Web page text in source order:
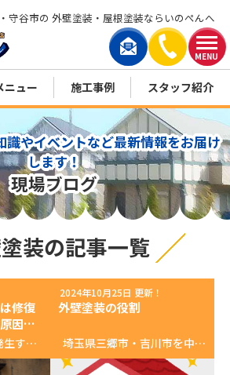
MENU
守谷市の 外壁塗装・屋根塗装ならいのぺんへ
ニュー 施工事例 スタッフ紹介
識やイベントなど最新情報をお届け
します！
現場ブログ
装の記事一覧
修復
因や
解説
ひび割れは、外壁で発生するトラブルの中では比較的ポピュラーなものです。 そのため、多少のひび割れならば気にせず放置する方もいるでしょう。 しかし、ひび割れは放置しておくと景観が悪くなるだけでなく、外壁自体の寿命が大幅に縮まる恐れもあります。 本記事では、外壁にひび割れができる原因や外壁塗装で行える修理方法などをご紹介します。 外壁のひび割れが気になる方や外壁塗装の塗り直しを検討している方は、ぜひ最後まで読んで参考にしてください。 外壁に発生するひび割れの概要や発生する原因 外壁にできるひび割れとは、外壁の塗膜、下地、素材自体に生じる亀裂を指します。 ヘアクラックと呼ばれる細かいひび割れから、建物構造に関わるものまでさまざまなレベルがあるため、一概に「ひび割れが発生したから、外壁に重大な問題が生じている」とは言い切れません。 その一方で、放置しておくと外壁の寿命が縮まるものがあります。 ここでは、外壁にひび割れが発生する原因の代表例を紹介します。 経年劣化 外壁にひびができる最も多い理由は経年劣化です。外壁の素材は外気温で多少膨張や収縮を繰り返します。外壁塗装に使われる塗料には多少の伸縮性があり、外壁の素材にあわせて伸び縮みします。 しかし、紫外線、風雨、温度変化、湿気などにさらされることで、外壁材や塗膜が劣化して弾性を失うため、膨張や伸縮する度にひび割れが生じるのです。 経年劣化によって生じるひび割れは細かいものが多いです。 ヘアークラックと呼ばれる特に問題ないひび割れが少し幅広くなったものが多いでしょう。 細かいひび割れがたくさん外壁に生じている場合は、外壁塗装の塗り替え時期の可能性があります。 施工不良 下地処理不足、密着不足、塗装間隔ミス、塗料選定ミス、下塗り不足などの施工不良でひび割れが生じる可能性があります。 特に塗装の際に乾燥時間を守らなかったり、下地の水分を取り切れず塗装したりするとひび割れが生じる可能性があります。 施工不良によってひび割れが生じる場合は、施工後すぐに発生する可能性が高めです。 例えば、外壁塗装を塗りなおした直後に目立つひびが大量に生じ、調べたら施工不良が見つかったというケースもあります。 地震などの振動 地盤沈下や地震、強風、交通振動などの近隣の振動により、建物に歪みが生じると、外壁にひずみが集中してクラックが発生する場合があります。 築年数が浅い建物ほど耐震・免振機能が高く、地震に耐えうる力が強い傾向があります。 その一方で、築年数がたった建物ほど震度5，6程度の地震でひび割れが発生するケースもあるでしょう。 このほか、台風や交通振動などでひび割れが発生するケースもあります。 湿気や水分の影響 築年数が新しく、かつ施工不良でもないのに外壁にひび割れが発生した場合、外壁に湿気が溜まったり壁体内に水分が侵入している可能性があります。 水分は、凍結や氷解で体積が変わるため、素材の膨張・収縮します。 特に、寒冷地の場合外壁内に入り込んだ水分が凍結・氷解しやすいので注意が必要です。 外壁に発生するひび割れの種類 ここでは、外壁に発生するひび割れの種類について解説します。 外壁に発生するひび割れの種類によっては、様子見で大丈夫なものと即修復が必要な場合があります。 ひび割れの種類をある程度把握しておけば、判断の役に立つでしょう。 ヘアークラック 幅0.2㎜以下の非常に細かい線状のひびは「ヘアークラック」と呼ばれ、特に問題はありません。 前述したように、外壁は温度や湿度の変化で膨張や収縮が起こります。 外壁塗装に使われる塗料は一定の伸縮性はありますが、新しいものであってもゴムのように完全密着はできません。 そのため、家が建っている場所によってはヘアークラックが発生しやすい場合もあるでしょう。 ヘアークラックが多い場合は微弾性フィラー等で補修する場合もありますが、様子見で住む場合が大半です。 ただし、ヘアークラックが広がったり急に増えたりした場合は注意しましょう。 乾燥クラック・縁切れクラック 乾燥クラックは、モルタル壁や塗膜乾燥収縮に起因するクラックです。補修は比較的容易ですが、下地の乾燥不足など施工不良が原因の場合は施工のやり直しが必要なケースもあります。 縁切れクラックとは、新旧塗装の継ぎ目、塗装の中断部分、施工手順の区切りなどに発生するひび割れです。時間差施工や重ねムラ等の原因によって発生するひびで、大きなひび割れに移行する可能性があります。 そのため、発生が認められたらできるだけ早く修復する必要があります。 仕上げ前の塗装計画や工程管理で防止できるので、外壁塗装を塗りなおす際は業者選びが重要です。 開口部クラック 開口部クラックとは、窓枠や扉など家の開口部の端から、斜めに向かって伸びるひび割れです。建物の揺れや歪みなど経年劣化によって発生するクラックです。 放置すると雨漏りや浸水の原因になるため、早めの修理が必要です。 開口部クラックは家の経年劣化の証でもあるので、発生したらリフォーム時期と考えましょう。 構造クラック 構造クラックとは、建物の基礎・構造体が原因で発生するひび割れです。地盤沈下、経年劣化による建築材の劣化、地震などさまざまな原因があります。構造クラックが発生した建物は早急な修理が必要です。 なお、構造クラックは外壁塗装の塗り直しでは対応できません。外壁塗装を行っている業者による検査で構造クラックが発見されたら、ハウスメーカーや工務店など大規模なリフォームに対応している業者に連絡し、リフォームの計画を立てましょう。 外壁のひび割れを放置するリスク ここでは、外壁のひび割れを放置するリスクをご紹介します。 ヘアクラック以外のひび割れは、原則として修理が必要です。 できるだけ早く修理をする必要があります。 雨水の侵入による雨漏り・結露リスク ひび割を放置しておくと、そこから雨水や結露由来の水分が染み込み、壁内部材や下地材が水を吸って劣化・腐食・剥離を起こす可能性があります。 また、壁内に水分が入り込むと天井・壁裏などで結露を起こしたり、屋内へ漏水したりする可能性が高まる恐れもあります。 雨漏りというと雨が降っているときに天井から発生するイメージがありますが、壁内部に入り込んだ水分が、壁からじわじわとしみだしてくるタイプの雨漏りも珍しくありません。 ひび割れから水分が侵入した場合、時間をかけて家を傷めて内壁からしみだす雨漏りにつながる可能性もあるでしょう。 また、カビ・シロアリ・湿気の影響で、室内環境が悪化し、健康被害につながる可能性もあります。 建材の劣化が進み建物強度や安全性が低下する ひび割れを放置しておくと、そこから入り込んだ水分が家を構築している木部・鉄部・金属下地・鉄筋などを腐食させたり錆を発生させたりします。 木材ならば、カビが生える恐れもあるでしょう。 鉄筋コンクリートの場合は鉄筋腐食 からコンクリートの爆裂（剥離）などを引き起こす可能性もあります。 建物の強度が低下すると、台風や地震が発生した際に大きな被害が出る可能性が高まります。 外壁の劣化による美観低下や補修コストの膨張 ひび割れや補修跡が目立つたてものは、美観がそこなわれて老朽化イメージが強まります。資産価値も低下し、築浅でも売却価格が大幅に下がる可能性もあるでしょう。 また、ひび割れを放置しておくと進行し、補修の範囲が広くなり、修理費用や手間が増大します。 ひび割れがまだ小さいうちに対応することが重要です。 このほか、火災保険・地震保険に加入していても「劣化が進んでからの被害は保証対象外」とされ、保険金が下りない可能性もあります。 ひび割れの補修時期やメンテナンスの目安 ひび割れは、どのような建物でも発生する可能性があります。 一戸建て住宅におけるひび割れの補修時期の目安は以下の通りです。 外壁塗装の塗り直しによって補修できるひび割れ：10～15年に一度の塗り直しで対応 ひび割れの早期点検：年に1回程度の外壁点検が理想 幅0.3 mm 以上でのクラックが複数発生下場合：早急に補修 構造クラック・貫通クラックが疑われる場合：専門家・構造診断を依頼 なお外壁の補修や塗装は天候条件を考慮する必要があります。梅雨時や降雪時期などは外壁塗装の塗り直しができず、乾燥不足などのリスクも高まるので注意しましょう。 可能であれば、雨が多い時期や降雪時期の終わりに外壁の検査を行い、春や秋など乾燥して晴天が続く時期に外壁塗装の塗り直しを行うのが理想です。 なお、温暖な地域で雪が降らない場合は、冬の乾燥時期でも5℃以上の外気温であれば塗りなおしができます。 詳しくは、外壁塗装を行っている会社に相談しましょう。 なお、コーキング打ち替えなどひび割れ補修は外壁塗装時期と合わせて行うと効率が良く、コストも下げられます。 外壁のひび割れ補修と外壁塗装の塗り直しについて 経年劣化によるクラックや、外壁の塗装表面に発生したクラックは補修も簡単で、外壁塗装の塗り直しで対応できる場合があります。 ここでは、軽度の外壁に生じたひび割れを補修する方法や外壁塗装の塗り直しの必要性を紹介します。 軽度なひび割れの補修方法 経年劣化によるクラックなど、外壁の表面上にとどまっているクラックの修理方法は以下のとおりです。 シーリング（コーキング）充填 ・ 打ち替え 微弾性フィラー擦り込み補修 エポキシ樹脂注入法 左官等の下地補強 外壁に生じたひび割れの補修方法は、ひびが下地にまで達成しているかどうかでやり方が異なります。 下地にまで達していなければ、ひびをうめる方法で補修が可能です。 なお、下地にまで達している場合も応急処置的な意味でひびを埋める場合もあります。 下地にまで達している場合は、下地の塗り直しや大規模なリフォームが必要です。 早期に対応すれば、ひびを埋める対応で十分な場合もあります。 どのようなリフォームが必要かは、外壁塗装を行っている業者に外壁の状態をチェックしてもらって決めましょう。 外壁塗装の塗り直しをする必要性とメリット 外壁塗装をやり直すのもひび割れ補修の有効な方法です。 外壁の表面に発生したひび割れを外壁塗装で修理するメリットは以下の通りです。 補修後の密着性・耐久性が高まる 下地補修も一緒にできる 最新の耐候性・耐久性に優れた塗料を採用することで耐久性を高められる 建物の美観を一新し、外観イメージを刷新できる 外壁塗装は単に外壁の塗り直しをするだけでなく、外壁の修理も一緒に行うケースが大半です。 また、外壁塗装に使われる塗料は日々進歩しています。 例えば、耐水性、耐紫外線性、防汚性に優れた塗料に塗り替えれば、美観が保てるだけでなくメンテナンスの頻度も下げられ、長い目で見れば節約になるでしょう。 単に、ひび割れをふさぐだけでなくひび割れを修理した上に、防水性・耐久性の高い塗料を塗りなおすことで、再発を防げます。 外壁のひび割れに関するよくある質問 ここでは、外壁のひび割れに関するよくある質問を2つご紹介します。 外壁塗装の塗り直しでは対応できないひび割れはありますか？ 建物の構造由来のひび割れや、地盤沈下などが原因のひび割れは大幅なリフォームが必要です。 ひび割れの原因や種類は、建物を調査すれば分かります。 個人で判断せず、信頼できる業者にチェックしてもらいましょう。 簡単なひび割れの修理や塗り直しならDIYで可能ですか？ 応急処置ならば、ホームセンターで販売されているシーリング材などでも可能です。 ただし、ひび割れの修理や外壁塗装の塗り直しは技術や知識が必要です。 近年は家の修繕やリフォームをDIYで行う方も増えていますが、耐久性や見た目を考えれば専門業者に依頼するのが最適です。 まとめ：外壁のひび割れのご相談はいのペンへ 外壁のひび割れは、美観が損なわれるだけでなく家の寿命を大幅に縮めてしまう可能性があります。 放置しておくほど修理に時間と費用がかかるので、下地までひびが拡大しないうちに修理を行いましょう。 いのペンでは、専用のショールームを設けて外壁塗装の塗り直しのご相談を承っております。 まずはご相談ください。
2024年10月25日 更新！
外壁塗装の役割
埼玉県三郷市・吉川市を中心に活動中！ 創業３０年 塗装に没頭する会社！ 外壁屋根塗装 専門店いのペン 今回は塗装の役割をお伝えします 皆様の大切なお家は日々ダメージを受けています。 紫外線（太陽光） 雨 潮風 そんなダメージから建物を守るのが外壁屋根塗装です！ その他にもお家をいつまでも綺麗に保つための美観の維持にもなります。 例えば、毎日皆さんがするお化粧も紫外線からお肌も守るために保護したり、 お肌を綺麗に見せるためにしているのと同じなんです。 なので定期的な塗装をお勧めします。 更に秋は塗装にとってもお勧めの季節です。 お気軽にお問合せしてねなのら！ お問い合わせ先 TEL: 0120-420-899 営業時間: 9:00〜18:00（月・日曜祝定休） あなたへのオススメ情報！ ▼最新のお得なチラシ▼ ▼無料！外壁・屋根診断▼ ▼無料！雨漏り診断▼ ▼最新！カラーシュミレーション▼ ▼地域最大ショールーム情報▼ https://inopen.jp/cms/wp-content/uploads/2024/02/08db111db98e6dee98204bd093a0b0bb.mp4 あなたへのオススメ記事 ▼【超必見】失敗しない！塗装業者の選び方！▼ ▼いのペン、プレオープンイベント！1日目！▼ ▼いのペンギャラリー｜いのペン漫画一覧▼ ▼いきなりインタビュー「20代現役塗装職人の実態」前編▼ ▼【新事実！】出来たばかりじゃない！創業30年の長～い歴史！▼ ▼いのペンSNSはコチラ▼ 公式SNS一覧